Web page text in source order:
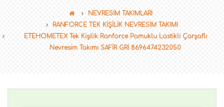
NEVRESİM TAKIMLARI
RANFORCE TEK KİŞİLİK NEVRESİM TAKIMI
ETEHOMETEX Tek Kişilik Ranforce Pamuklu Lastikli Çarşaflı
Nevresim Takımı SAFİR GRİ 8696474232050